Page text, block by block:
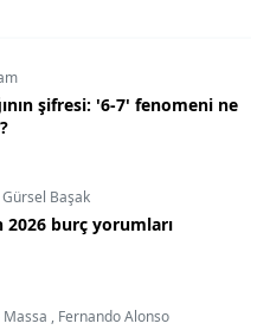
şifresi: '6-7' fenomeni ne
Gürsel Başak
burç yorumları
Massa , Fernando Alonso